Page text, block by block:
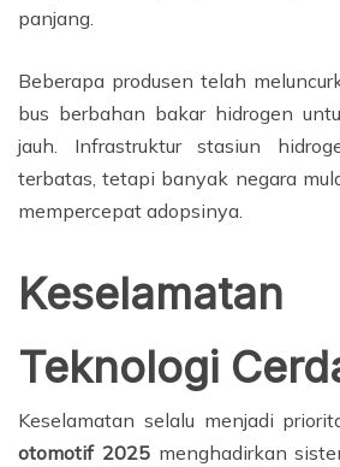
panjang.
Beberapa produsen telah
bus berbahan bakar hidrogen
jauh. Infrastruktur stasiun
terbatas, tetapi banyak negara
mempercepat adopsinya.
Keselamatan
Teknologi
Keselamatan selalu menjadi
otomotif 2025menghadirkan